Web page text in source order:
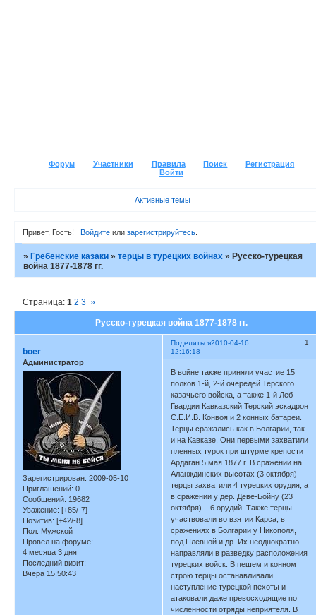
Форум Участники Правила Поиск
Регистрация
Войти
Активные темы
Привет, Гость! Войдитеили зарегистрируйтесь.
»Гребенские казаки »терцы в турецких войнах »Русско-турецкая
война 1877-1878 гг.
Русско-турецкая война 1877-1878 гг.
Страница:1 2 3 »
Поделиться 1
2010-04-16
12:16:18
boer
Администратор
Зарегистрирован: 2009-05-10
Приглашений: 0
Сообщений: 19682
Уважение: [+85/-7]
Позитив: [+42/-8]
Пол: Мужской
Провел на форуме:
4 месяца 3 дня
Последний визит:
Вчера 15:50:43
В войне также приняли участие 15
полков 1-й, 2-й очередей Терского
казачьего войска, а также 1-й Леб-
Гвардии Кавказский Терский эскадрон
С.Е.И.В. Конвоя и 2 конных батареи.
Терцы сражались как в Болгарии, так
и на Кавказе. Они первыми захватили
пленных турок при штурме крепости
Ардаган 5 мая 1877 г. В сражении на
Аланждинских высотах (3 октября)
терцы захватили 4 турецких орудия, а
в сражении у дер. Деве-Бойну (23
октября) – 6 орудий. Также терцы
участвовали во взятии Карса, в
сражениях в Болгарии у Никополя,
под Плевной и др. Их неоднократно
направляли в разведку расположения
турецких войск. В пешем и конном
строю терцы останавливали
наступление турецкой пехоты и
атаковали даже превосходящие по
численности отряды неприятеля. В